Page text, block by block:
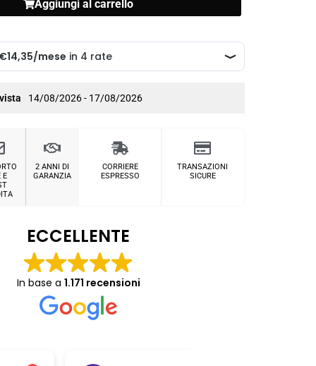
Aggiungi al carrello
14/08/2026 - 17/08/2026
E
2 ANNI DI
GARANZIA
CORRIERE
ESPRESSO
TRANSAZIONI
SICURE
ECCELLENTE
In base a 1.171 recensioni